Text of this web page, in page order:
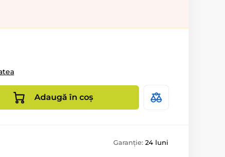
Adaugă în coș
Garanție: 24 luni